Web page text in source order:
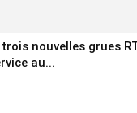
trois nouvelles grues
au...